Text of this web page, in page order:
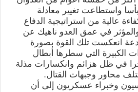
واستطاعت تغيير معادلة
عالية من استراتيجية الدفاع
في عمق العدو ناهيك عن
انعكست تلك القوة بصورة
الكبيرة التي سطرها أبطال
في ظل هزائم وانكسارات مذلة
محاور وجبهات القتال.
وخبراء عسكريون إلى أن